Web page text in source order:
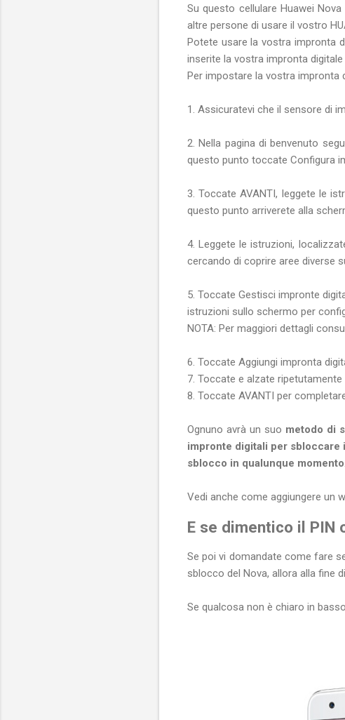
Su questo cellulare Huawei
altre persone di usare il vostro
Potete usare la vostra impronta
inserite la vostra impronta
Per impostare la vostra impronta
1. Assicuratevi che il sensore di
2. Nella pagina di benvenuto
questo punto toccate Configura
3. Toccate AVANTI, leggete le
questo punto arriverete alla
4. Leggete le istruzioni,
cercando di coprire aree diverse
5. Toccate Gestisci impronte
istruzioni sullo schermo per
NOTA: Per maggiori dettagli
6. Toccate Aggiungi impronta
7. Toccate e alzate
8. Toccate AVANTI per
Ognuno avrà un suo metodo di
impronte digitali per sbloccare
sblocco in qualunque momento
Vedi anche come aggiungere un
E se dimentico il PIN
Se poi vi domandate come fare
sblocco del Nova, allora alla fine
Se qualcosa non è chiaro in